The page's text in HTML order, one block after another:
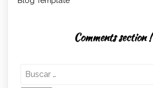
Comments section !
Buscar: